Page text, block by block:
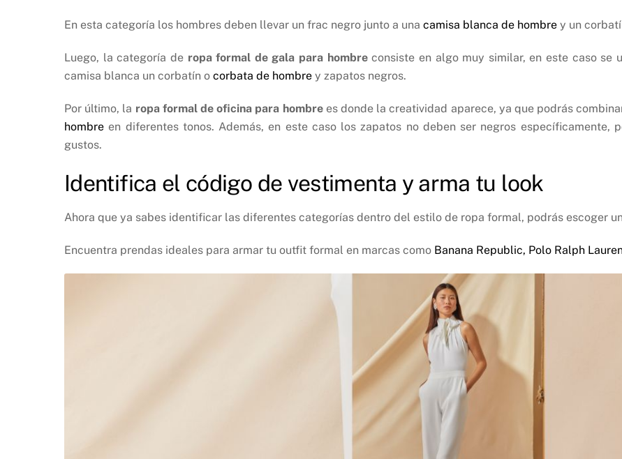
En esta categoría los hombres deben llevar un frac negro junto a una camisa blanca de hombre y un
Luego, la categoría de ropa formal de gala para hombreconsiste en algo muy similar, en este caso se
camisa blanca un corbatín o corbata de hombre y zapatos negros.
Por último, la ropa formal de oficina para hombrees donde la creatividad aparece, ya que podrás
hombre en diferentes tonos. Además, en este caso los zapatos no deben ser negros
gustos.
Identifica el código de vestimenta y arma tu look
Ahora que ya sabes identificar las diferentes categorías dentro del estilo de ropa formal, podrás escoger un
Encuentra prendas ideales para armar tu outfit formal en marcas como Banana Republic, Polo Ralph